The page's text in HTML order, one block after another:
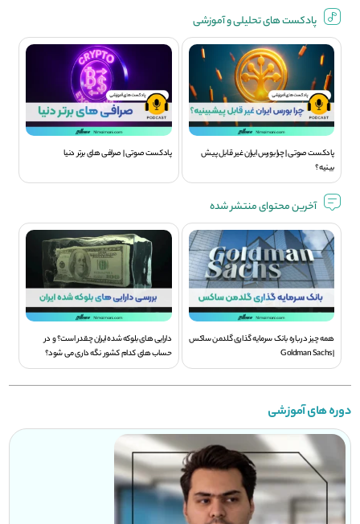
پادکست های تحلیلی و آموزشی
پادکست صوتی | چرا بورس ایران غیر قابل پیش
بینیه؟
پادکست صوتی | صرافی های برتر دنیا
آخرین محتوای منتشر شده
همه چیز درباره بانک سرمایه گذاری گلدمن ساکس
| Goldman Sachs
دارایی های بلوکه شده ایران چقدر است؟ و در
حساب های کدام کشور نگه داری می شود؟
دوره های آموزشی